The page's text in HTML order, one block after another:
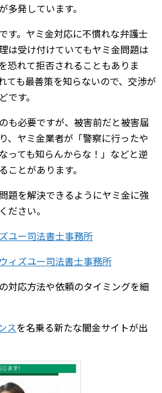
多発しています。
す。ヤミ金対応に不慣れな弁護士
は受け付けていてもヤミ金問題は
恐れて拒否されることもありま
ても最善策を知らないので、交渉が
す。
も必要ですが、被害前だと被害届
、ヤミ金業者が「警察に行ったや
っても知らんからな！」などと逆
ことがあります。
題を解決できるようにヤミ金に強
ださい。
ユー司法書士事務所
ィズユー司法書士事務所
対応方法や依頼のタイミングを細
スを名乗る新たな闇金サイトが出